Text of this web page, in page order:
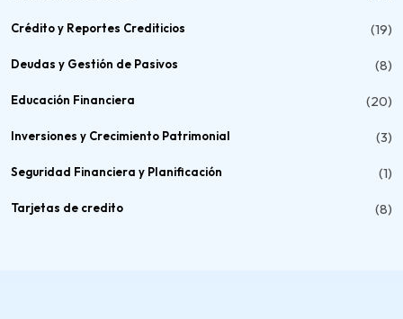
Crédito y Reportes Crediticios (19)
Deudas y Gestión de Pasivos (8)
Educación Financiera (20)
Inversiones y Crecimiento Patrimonial (3)
Seguridad Financiera y Planificación (1)
Tarjetas de credito (8)